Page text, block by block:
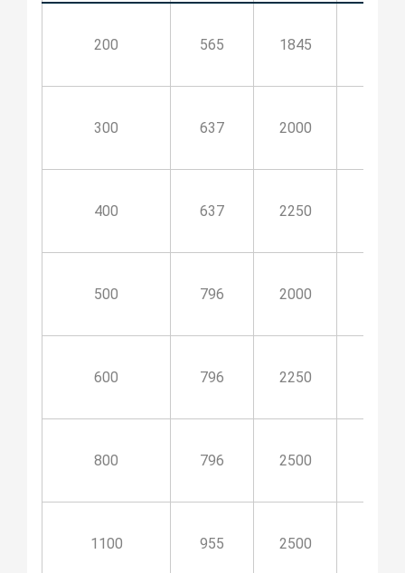
200 565 1845
300 637 2000
400 637 2250
500 796 2000
600 796 2250
800 796 2500
1100 955 2500